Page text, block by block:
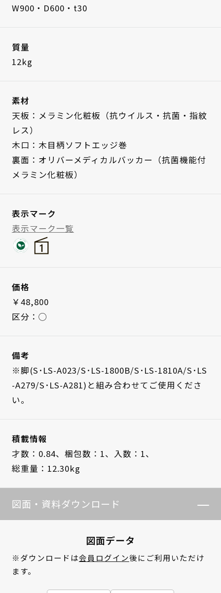
W900・D600・t30
質量
12kg
素材
天板：メラミン化粧板（抗ウイルス・抗菌・指紋
レス）
木口：木目柄ソフトエッジ巻
裏面：オリバーメディカルバッカー（抗菌機能付
メラミン化粧板）
表示マーク
表示マーク一覧
価格
￥48,800
区分：◯
備考
※脚(S･LS-A023/S･LS-1800B/S･LS-1810A/S･LS
-A279/S･LS-A281)と組み合わせてご使用くださ
い。
積載情報
才数：0.84、 梱包数：1、
入数：1、
総重量：12.30kg
図面・資料ダウンロード
図面データ
※ダウンロードは会員ログイン後にご利用いただけ
ます。